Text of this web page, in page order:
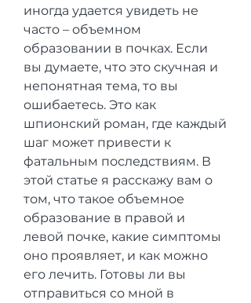
иногда удается увидеть не
часто – объемном
образовании в почках. Если
вы думаете, что это скучная и
непонятная тема, то вы
ошибаетесь. Это как
шпионский роман, где каждый
шаг может привести к
фатальным последствиям. В
этой статье я расскажу вам о
том, что такое объемное
образование в правой и
левой почке, какие симптомы
оно проявляет, и как можно
его лечить. Готовы ли вы
отправиться со мной в